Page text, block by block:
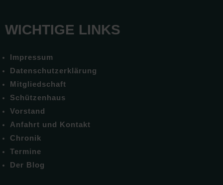
WICHTIGE LINKS
Impressum
Datenschutzerklärung
Mitgliedschaft
Schützenhaus
Vorstand
Anfahrt und Kontakt
Chronik
Termine
Der Blog